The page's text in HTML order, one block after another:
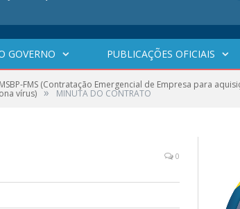
GOVERNO PUBLICAÇÕES OFICIAIS
FMS (Contratação Emergencial de Empresa para
vírus) » MINUTA DO CONTRATO
0